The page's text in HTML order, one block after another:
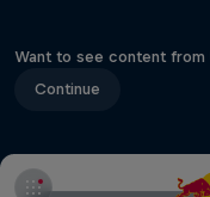
Want to see content
Continue